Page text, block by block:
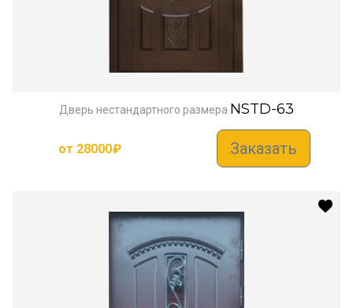
Дверь нестандартного размера NSTD-63
от 28000₽ Заказать